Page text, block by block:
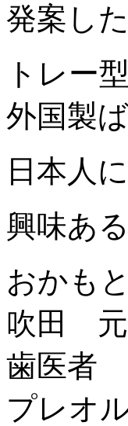
発案し
トレー
外国製
日本人
興味あ
おかも
吹田
歯医者
プレオ